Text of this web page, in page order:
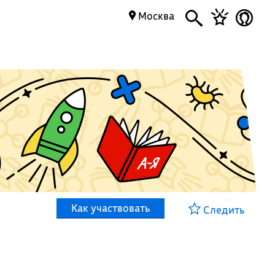
Москва
Как участвовать Следить